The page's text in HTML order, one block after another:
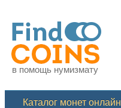
в помощь нумизмату
Каталог монет онлайн